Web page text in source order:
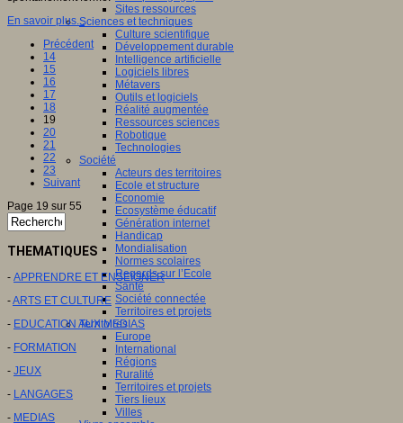
Sites ressources
Sciences et techniques
Culture scientifique
Développement durable
Intelligence artificielle
Logiciels libres
Métavers
Outils et logiciels
Réalité augmentée
Ressources sciences
Robotique
Technologies
Société
Acteurs des territoires
Ecole et structure
Economie
Ecosystème éducatif
Génération internet
Handicap
Mondialisation
Normes scolaires
Regards sur l’Ecole
Santé
Société connectée
Territoires et projets
Territoires
Europe
International
Régions
Ruralité
Territoires et projets
Tiers lieux
Villes
En savoir plus...
Précédent
14
15
16
17
18
19
20
21
22
23
Suivant
Page 19 sur 55
THEMATIQUES
- APPRENDRE ET ENSEIGNER
-ARTS ET CULTURE
- EDUCATION AUX MEDIAS
- FORMATION
- JEUX
- LANGAGES
- MEDIAS